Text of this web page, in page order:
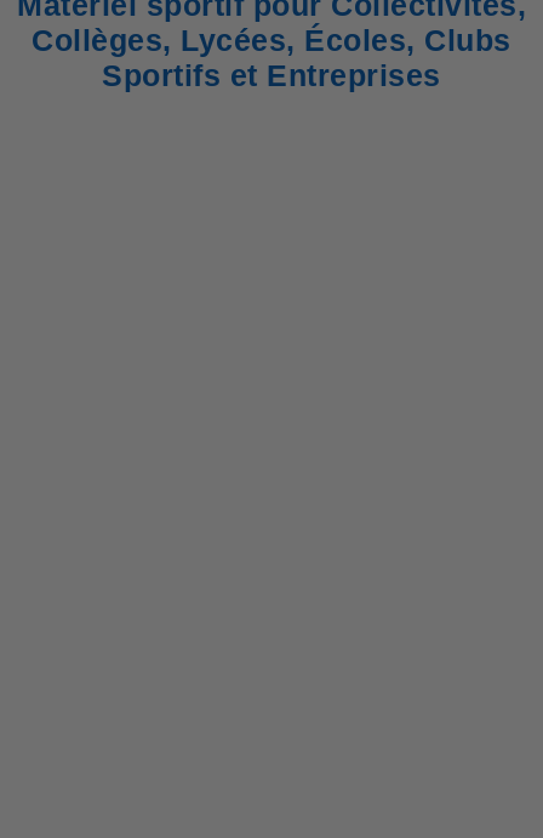
Collèges, Lycées, Écoles, Clubs
Sportifs et Entreprises